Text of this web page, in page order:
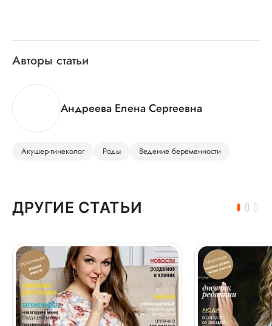
Авторы статьи
Андреева Елена Сергеевна
Акушер-гинеколог Роды Ведение беременности
ДРУГИЕ СТАТЬИ